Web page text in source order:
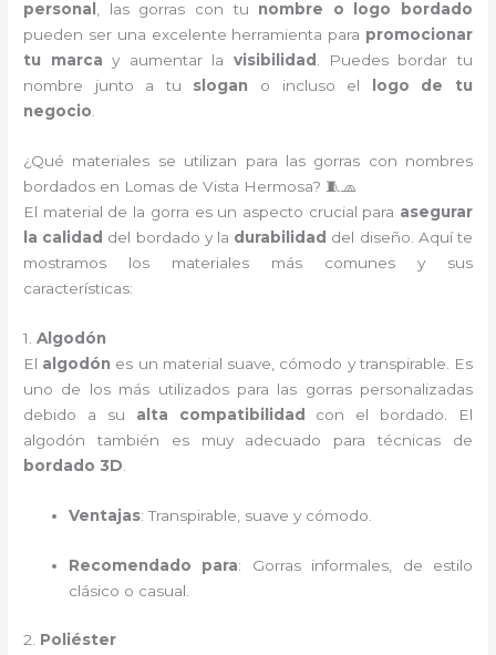
personal , las gorras con tu nombre o logo bordado
pueden ser una excelente herramienta para promocionar
tu marca y aumentar la visibilidad
. Puedes bordar tu
nombre junto a tu slogan o incluso el
logo de tu
negocio
¿Qué materiales se utilizan para las gorras con nombres
bordados en Lomas de Vista Hermosa? 🧵🧢
El material de la gorra es un aspecto crucial para asegurar
la calidad del bordado y la durabilidad del diseño. Aquí te
mostramos los materiales más comunes y sus
características:
1.Algodón
El algodón es un material suave, cómodo y transpirable. Es
uno de los más utilizados para las gorras personalizadas
debido a su alta compatibilidad
con el bordado. El
algodón también es muy adecuado para técnicas de
bordado 3D
Ventajas: Transpirable, suave y cómodo.
Recomendado para: Gorras informales, de estilo
clásico o casual.
2. Poliéster